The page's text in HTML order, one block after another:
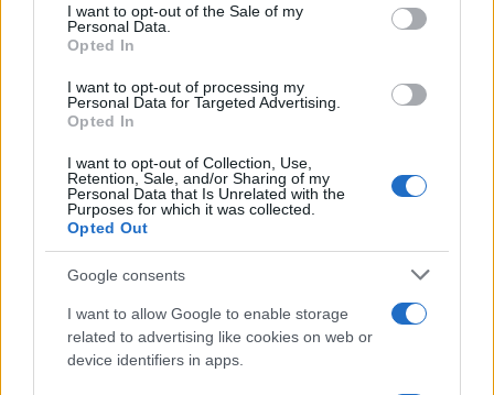
consent section.
I want to opt-out of the Sale of my
Personal Data.
Opted In
I want to opt-out of processing my
Personal Data for Targeted Advertising.
Opted In
I want to opt-out of Collection, Use,
Retention, Sale, and/or Sharing of my
Personal Data that Is Unrelated with the
Purposes for which it was collected.
Opted Out
Google consents
I want to allow Google to enable storage
related to advertising like cookies on web or
device identifiers in apps.
posizione anche in caso di mezzo errore. Eccezioni
ricorrenti: un
una casa già affollata; unaguard
tardiva e
profonda rischia di diventare
half guard
che conserva ilmartellocon maggiore probabilità
spesso paga nel lungo periodo.
Un team che padroneggia ruoli,calle lettura del
ghiaccio costruisce vantaggi progressivi colpo
dopo colpo. L’abitudine a documentare linea e
velocità, unita a scelte coerenti con l’obiettivo